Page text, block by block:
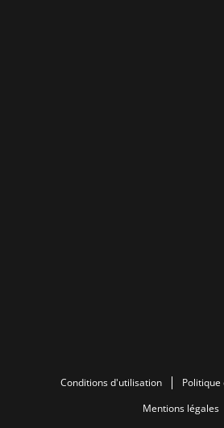
Conditions d'utilisation
Mentions légales